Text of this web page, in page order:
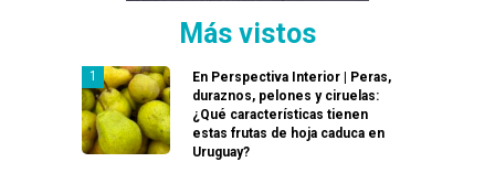
Más vistos
En Perspectiva Interior | Peras,
duraznos, pelones y ciruelas:
¿Qué características tienen
estas frutas de hoja caduca en
Uruguay?